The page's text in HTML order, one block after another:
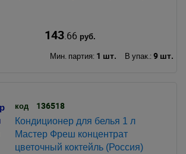
143.66 руб.
Мин. партия: 1 шт. В упак.: 9 шт.
код 136518
Кондиционер для белья 1 л
Мастер Фреш концентрат
цветочный коктейль (Россия)